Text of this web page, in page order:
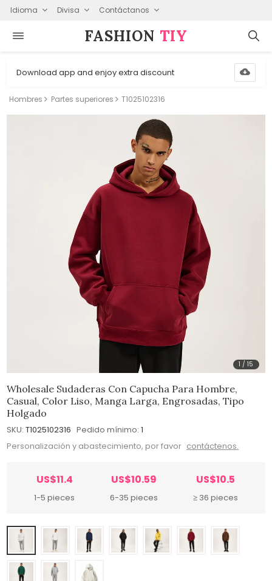
Idioma Divisa Contáctanos
FASHION⁠ TIY
Download app and enjoy extra discount
Hombres Partes superiores T1025102316
1 /15
Wholesale Sudaderas Con Capucha Para Hombre,
Casual, Color Liso, Manga Larga, Engrosadas, Tipo
Holgado
SKU: T1025102316 Pedido mínimo: 1
Personalización y abastecimiento, por favor contáctenos.
US$11.4
1-5 pieces
US$10.59
6-35 pieces
US$10.5
≥ 36 pieces